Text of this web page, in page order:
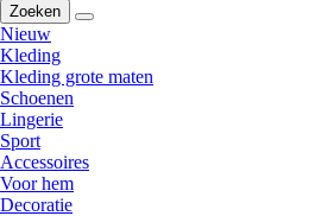
Zoeken
Nieuw
Kleding
Kleding grote maten
Schoenen
Lingerie
Sport
Accessoires
Voor hem
Decoratie